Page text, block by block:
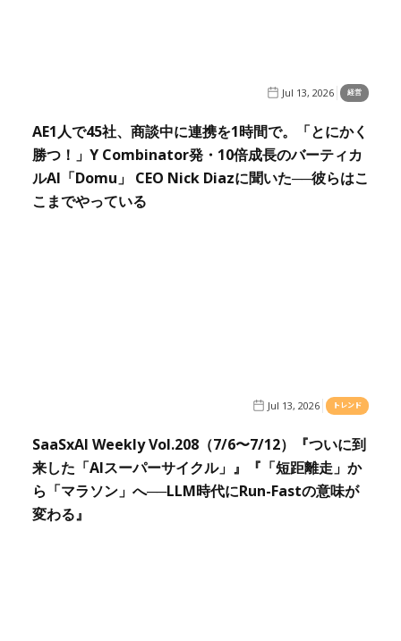
Jul 13, 2026 経営
AE1人で45社、商談中に連携を1時間で。「とにかく
勝つ！」Y Combinator発・10倍成長のバーティカ
ルAI「Domu」 CEO Nick Diazに聞いた──彼らはこ
こまでやっている
Jul 13, 2026 トレンド
SaaSxAI Weekly Vol.208（7/6〜7/12）『ついに到
来した「AIスーパーサイクル」』『「短距離走」か
ら「マラソン」へ──LLM時代にRun-Fastの意味が
変わる』